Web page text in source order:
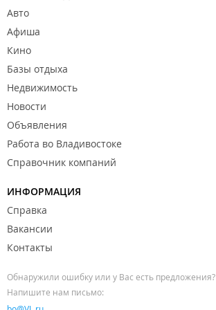
ИП Протасова Ю. Г.
База отдыха в
сфере туристской индустрии
Авто
Афиша
Кино
Базы отдыха
Недвижимость
Новости
Объявления
Работа во Владивостоке
Справочник компаний
ИНФОРМАЦИЯ
Справка
Вакансии
Контакты
Обнаружили ошибку или у Вас есть предложения?
Напишите нам письмо: